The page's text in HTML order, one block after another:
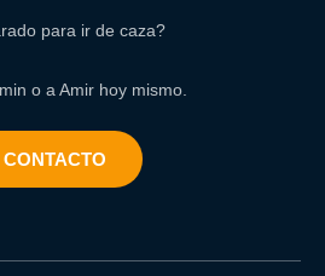
para ir de caza?
o a Amir hoy mismo.
CONTACTO